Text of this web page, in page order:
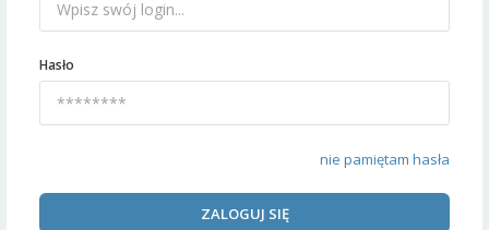
Hasło
nie pamiętam hasła
ZALOGUJ SIĘ